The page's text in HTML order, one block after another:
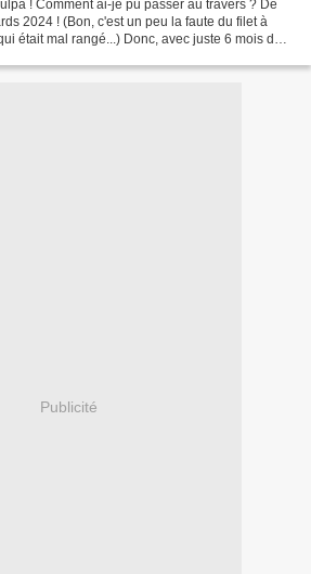
! Comment ai-je pû passer au travers ? De
2024 ! (Bon, c'est un peu la faute du filet à
était mal rangé...) Donc, avec juste 6 mois de
Publicité